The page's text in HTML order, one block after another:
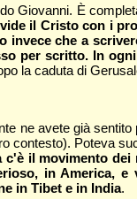
Giovanni. È
il Cristo con i
invece che a
per scritto. In
la caduta di
ne avete già
contesto). Poteva
c'è il movimento
in America,
in Tibet e in India.